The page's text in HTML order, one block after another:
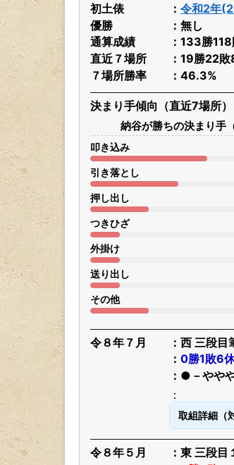
初土俵
令和2年
優勝
無し
通算成績
133勝118
直近７場所
19勝22敗
７場所勝率
46.3%
決まり手傾向（直近7場所）
納谷が勝ちの決まり手
叩き込み
引き落とし
押し出し
つきひざ
外掛け
送り出し
その他
令８年７月 西 三段目
0勝1敗6
●－やや
取組詳細（
令８年５月 東 三段目